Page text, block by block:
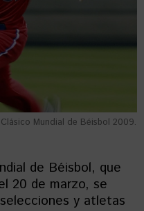
Mundial de Béisbol 2009.
de Béisbol, que
20 de marzo, se
y atletas